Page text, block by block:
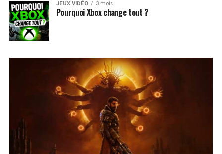
JEUX VIDÉO 3 mois
Pourquoi Xbox change tout ?